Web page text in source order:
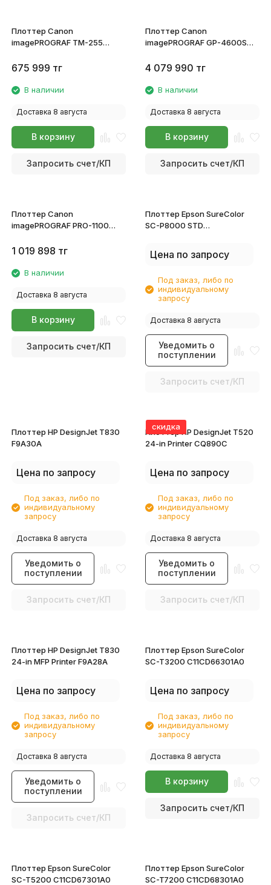
Плоттер Canon
imagePROGRAF TM-255
675 999 тг
В наличии
Доставка 8 августа
В корзину
Запросить счет/КП
Плоттер Canon
imagePROGRAF GP-4600S
4 079 990 тг
В наличии
Доставка 8 августа
В корзину
Запросить счет/КП
Плоттер Canon
imagePROGRAF PRO-1100
1 019 898 тг
В наличии
Доставка 8 августа
В корзину
Запросить счет/КП
Плоттер Epson SureColor
SC-P8000 STD
Цена по запросу
Под заказ, либо по
индивидуальному
запросу
Доставка 8 августа
Уведомить о
поступлении
Запросить счет/КП
Плоттер HP DesignJet T830
F9A30A
Цена по запросу
Под заказ, либо по
индивидуальному
запросу
Доставка 8 августа
Уведомить о
поступлении
Запросить счет/КП
скидка
Плоттер HP DesignJet T520
24-in Printer CQ890C
Цена по запросу
Под заказ, либо по
индивидуальному
запросу
Доставка 8 августа
Уведомить о
поступлении
Запросить счет/КП
Плоттер HP DesignJet T830
24-in MFP Printer F9A28A
Цена по запросу
Под заказ, либо по
индивидуальному
запросу
Доставка 8 августа
Уведомить о
поступлении
Запросить счет/КП
Плоттер Epson SureColor
SC-T3200 C11CD66301A0
Цена по запросу
Под заказ, либо по
индивидуальному
запросу
Доставка 8 августа
В корзину
Запросить счет/КП
Плоттер Epson SureColor
SC-T5200 C11CD67301A0
Плоттер Epson SureColor
SC-T7200 C11CD68301A0